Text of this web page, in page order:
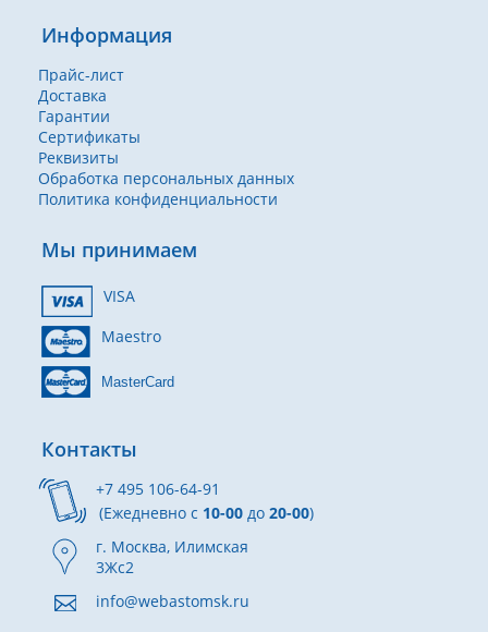
Информация
Прайс-лист
Доставка
Гарантии
Сертификаты
Реквизиты
Обработка персональных данных
Политика конфиденциальности
Мы принимаем
VISA
Maestro
MasterCard
Контакты
+7 495 106-64-91
(Ежедневно с 10-00 до 20-00)
г. Москва, Илимская
3Жс2
info@webastomsk.ru